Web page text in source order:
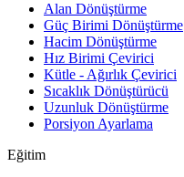
Alan Dönüştürme
Güç Birimi Dönüştürme
Hacim Dönüştürme
Hız Birimi Çevirici
Kütle - Ağırlık Çevirici
Sıcaklık Dönüştürücü
Uzunluk Dönüştürme
Porsiyon Ayarlama
Eğitim